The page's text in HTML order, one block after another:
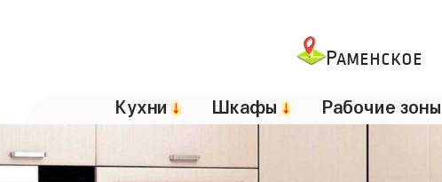
Раменское
Кухни↓ Шкафы↓ Рабочие зоны